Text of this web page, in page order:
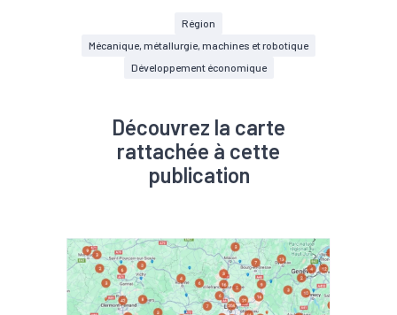
Région
Mécanique, métallurgie, machines et robotique
Développement économique
Découvrez la carte
rattachée à cette
publication